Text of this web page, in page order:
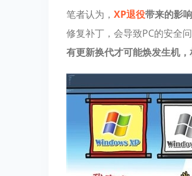
笔者认为， XP退役带来的影
修复补丁，会导致PC的安全
有更新换代才可能焕发生机